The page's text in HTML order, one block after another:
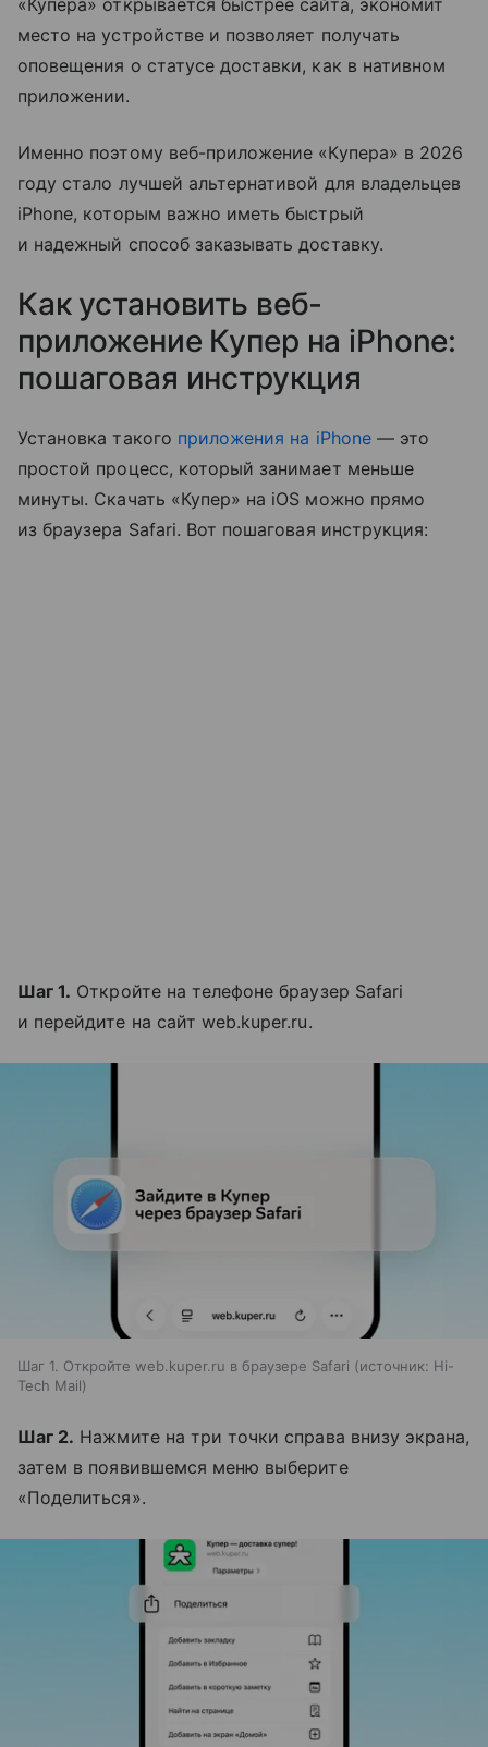
«Купера» открывается быстрее сайта, экономит
место на устройстве и позволяет получать
оповещения о статусе доставки, как в нативном
приложении.
Именно поэтому веб-приложение «Купера» в 2026
году стало лучшей альтернативой для владельцев
iPhone, которым важно иметь быстрый
и надежный способ заказывать доставку.
Как установить веб-
приложение Купер на iPhone:
пошаговая инструкция
Установка такого приложения на iPhone— это
простой процесс, который занимает меньше
минуты. Скачать «Купер» на iOS можно прямо
из браузера Safari. Вот пошаговая инструкция:
Шаг 1. Откройте на телефоне браузер Safari
и перейдите на сайт web.kuper.ru.
Шаг 1. Откройте web.kuper.ru в браузере Safari источник: Hi-
Tech Mail
Шаг 2. Нажмите на три точки справа внизу экрана,
затем в появившемся меню выберите
«Поделиться».